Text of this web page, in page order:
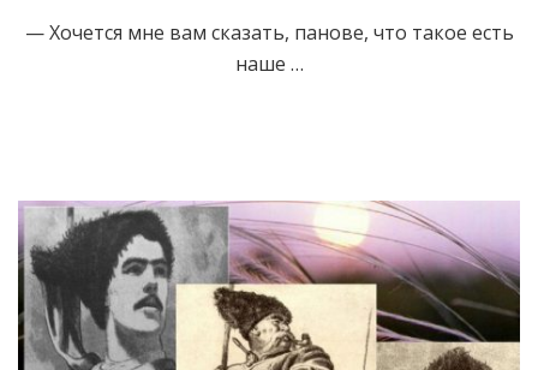
— Хочется мне вам сказать, панове, что такое есть
наше …